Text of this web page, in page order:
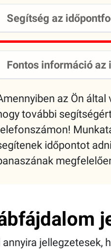
Segítség az
Fontos információ
az Ön
további
időpontot
jellegzetesek,